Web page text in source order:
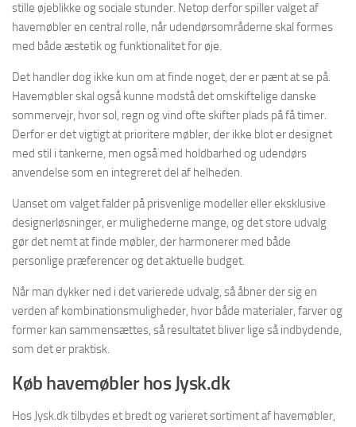
stille øjeblikke og sociale stunder. Netop derfor spiller valget af
havemøbler en central rolle, når udendørsområderne skal formes
med både æstetik og funktionalitet for øje.
Det handler dog ikke kun om at finde noget, der er pænt at se på.
Havemøbler skal også kunne modstå det omskiftelige danske
sommervejr, hvor sol, regn og vind ofte skifter plads på få timer.
Derfor er det vigtigt at prioritere møbler, der ikke blot er designet
med stil i tankerne, men også med holdbarhed og udendørs
anvendelse som en integreret del af helheden.
Uanset om valget falder på prisvenlige modeller eller eksklusive
designerløsninger, er mulighederne mange, og det store udvalg
gør det nemt at finde møbler, der harmonerer med både
personlige præferencer og det aktuelle budget.
Når man dykker ned i det varierede udvalg, så åbner der sig en
verden af kombinationsmuligheder, hvor både materialer, farver og
former kan sammensættes, så resultatet bliver lige så indbydende,
som det er praktisk.
Køb havemøbler hos Jysk.dk
Hos Jysk.dk tilbydes et bredt og varieret sortiment af havemøbler,